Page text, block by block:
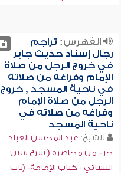
الفهرس: تراجم
رجال إسناد حديث جابر
في خروج الرجل من صلاة
الإمام وفراغه من صلاته
في ناحية المسجد , خروج
الرجل من صلاة الإمام
وفراغه من صلاته في
ناحية المسجد
للشيخ: عبد المحسن العباد
جزء من محاضرة ( شرح سنن
النسائي - كتاب الإمامة- (باب